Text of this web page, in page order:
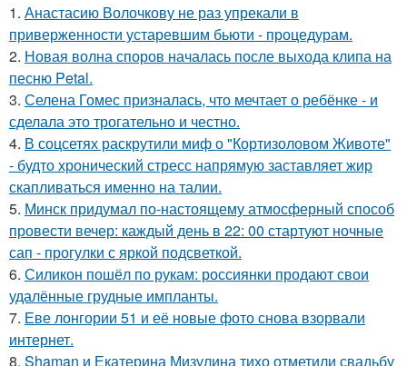
1. Анастасию Волочкову не раз упрекали в
приверженности устаревшим бьюти - процедурам.
2. Новая волна споров началась после выхода клипа на
песню Petal.
3. Селена Гомес призналась, что мечтает о ребёнке - и
сделала это трогательно и честно.
4. В соцсетях раскрутили миф о "Кортизоловом Животе"
- будто хронический стресс напрямую заставляет жир
скапливаться именно на талии.
5. Минск придумал по-настоящему атмосферный способ
провести вечер: каждый день в 22: 00 стартуют ночные
сап - прогулки с яркой подсветкой.
6. Силикон пошёл по рукам: россиянки продают свои
удалённые грудные импланты.
7. Еве лонгории 51 и её новые фото снова взорвали
интернет.
8. Shaman и Екатерина Мизулина тихо отметили свадьбу